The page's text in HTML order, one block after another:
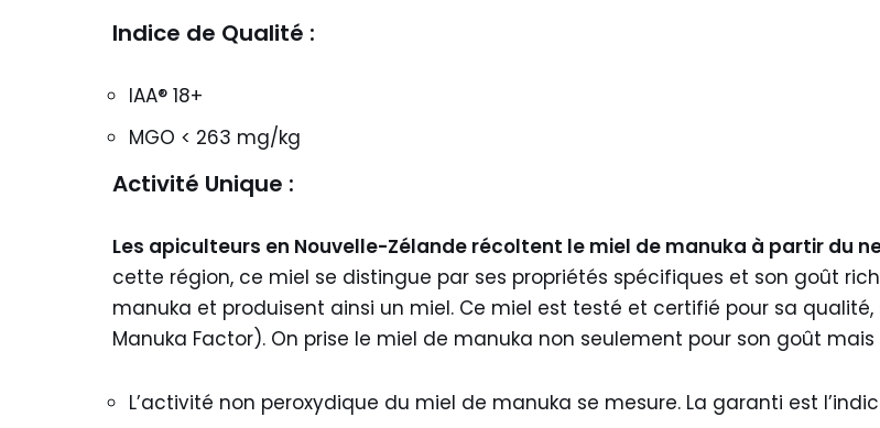
Indice de Qualité :
IAA® 18+
MGO < 263 mg/kg
Activité Unique :
Les apiculteurs en Nouvelle-Zélande récoltent le miel de manuka à partir du
cette région, ce miel se distingue par ses propriétés spécifiques et son goût
manuka et produisent ainsi un miel. Ce miel est testé et certifié pour sa
Manuka Factor). On prise le miel de manuka non seulement pour son goût
L’activité non peroxydique du miel de manuka se mesure. La garanti est